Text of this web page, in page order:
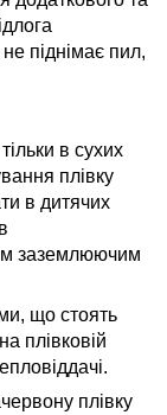
піднімає пил,
в сухих
плівку
в дитячих
заземлюючим
що стоять
плівковій
плівку